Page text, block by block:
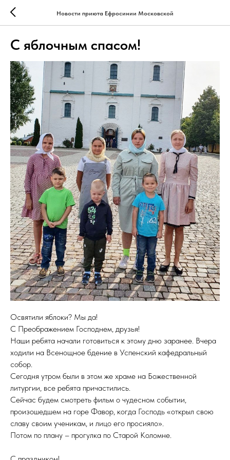
Новости приюта Ефросинии Московской
С яблочным спасом!
Освятили яблоки? Мы да!
С Преображением Господнем, друзья!
Наши ребята начали готовиться к этому дню заранее. Вчера
ходили на Всенощное бдение в Успенский кафедральный
собор.
Сегодня утром были в этом же храме на Божественной
литургии, все ребята причастились.
Сейчас будем смотреть фильм о чудесном событии,
произошедшем на горе Фавор, когда Господь «открыл свою
славу своим ученикам, и лицо его просияло».
Потом по плану – прогулка по Старой Коломне.